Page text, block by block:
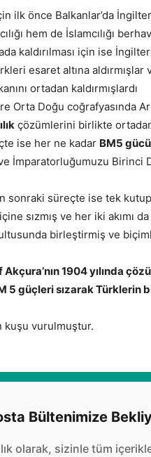
ilk önce Balkanlar’da
hem de İslamcılığı
kaldırılması için ise
esaret altına
ortadan kaldırmışlardı
Orta Doğu coğrafyasında
çözümlerini birlikte ortadan
ise her ne kadar BM5 gücü
İmparatorluğumuzu Birinci
sonraki süreçte ise tek
içine sızmış ve her iki akımı da
birleştirmiş ve
1904 yılında
5 güçleri sızarak
kuşu vurulmuştur.
Bültenimize
olarak, sizinle tüm